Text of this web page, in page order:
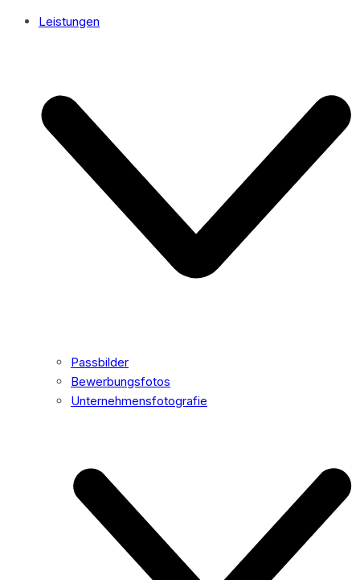
Leistungen
Passbilder
Bewerbungsfotos
Unternehmensfotografie